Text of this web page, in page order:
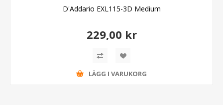
D'Addario EXL115-3D Medium
229,00 kr
LÄGG I VARUKORG